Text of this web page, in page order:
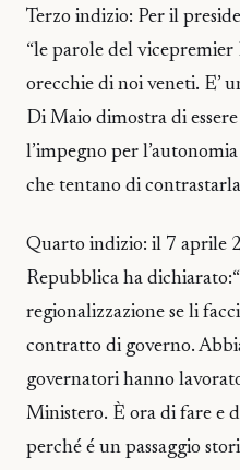
Terzo indizio: Per il
“le parole del
orecchie di noi veneti. E’
Di Maio dimostra di
l’impegno per
che tentano di
Quarto indizio: il 7 aprile
Repubblica ha
regionalizzazione se li
contratto di governo.
governatori hanno
Ministero. È ora di fare e
perché é un passaggio